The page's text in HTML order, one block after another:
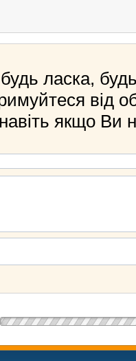
ласка,
від
якщо Ви